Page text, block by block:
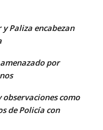
Paliza encabezan
por
como
de Policía con